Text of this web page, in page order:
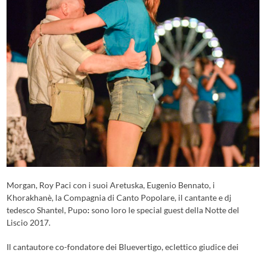
Morgan, Roy Paci con i suoi Aretuska, Eugenio Bennato, i
Khorakhanè, la Compagnia di Canto Popolare, il cantante e dj
tedesco Shantel, Pupo:sono loro le special guest della Notte del
Liscio 2017.
Il cantautore co-fondatore dei Bluevertigo, eclettico giudice dei